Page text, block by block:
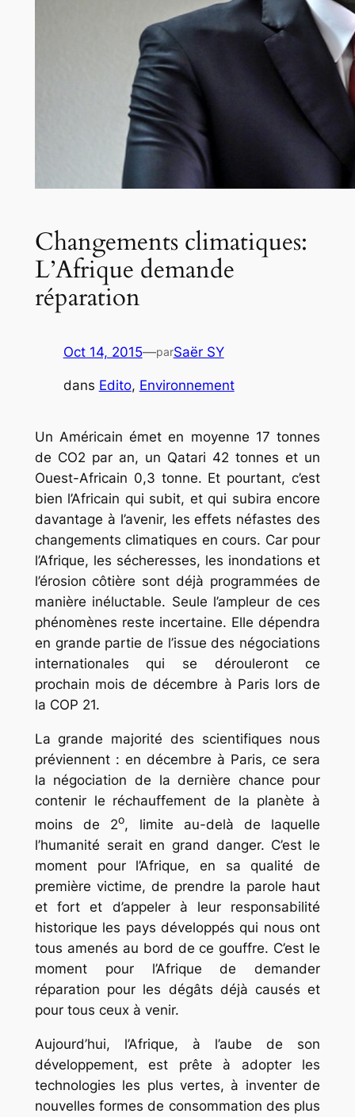
Changements climatiques:
L’Afrique demande
réparation
Oct 14, 2015—parSaër SY
dans Edito, Environnement
Un Américain émet en moyenne 17 tonnes
de CO2 par an, un Qatari 42 tonnes et un
Ouest-Africain 0,3 tonne. Et pourtant, c’est
bien l’Africain qui subit, et qui subira encore
davantage à l’avenir, les effets néfastes des
changements climatiques en cours. Car pour
l’Afrique, les sécheresses, les inondations et
l’érosion côtière sont déjà programmées de
manière inéluctable. Seule l’ampleur de ces
phénomènes reste incertaine. Elle dépendra
en grande partie de l’issue des négociations
internationales qui se dérouleront ce
prochain mois de décembre à Paris lors de
la COP 21.
La grande majorité des scientifiques nous
préviennent : en décembre à Paris, ce sera
la négociation de la dernière chance pour
contenir le réchauffement de la planète à
moins de 2o, limite au-delà de laquelle
l’humanité serait en grand danger. C’est le
moment pour l’Afrique, en sa qualité de
première victime, de prendre la parole haut
et fort et d’appeler à leur responsabilité
historique les pays développés qui nous ont
tous amenés au bord de ce gouffre. C’est le
moment pour l’Afrique de demander
réparation pour les dégâts déjà causés et
pour tous ceux à venir.
Aujourd’hui, l’Afrique, à l’aube de son
développement, est prête à adopter les
technologies les plus vertes, à inventer de
nouvelles formes de consommation des plus